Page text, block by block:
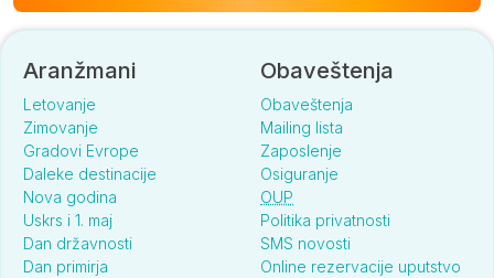
Aranžmani
Letovanje
Zimovanje
Gradovi Evrope
Daleke destinacije
Nova godina
Uskrs i 1. maj
Dan državnosti
Dan primirja
Obaveštenja
Obaveštenja
Mailing lista
Zaposlenje
Osiguranje
OUP
Politika privatnosti
SMS novosti
Online rezervacije uputstvo